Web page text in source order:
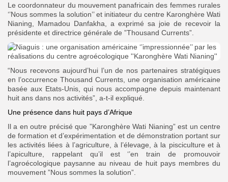
Le coordonnateur du mouvement panafricain des femmes rurales
‘’Nous sommes la solution’’ et initiateur du centre Karonghère Wati
Nianing, Mamadou Danfakha, a exprimé sa joie de recevoir la
présidente et directrice générale de ”Thousand Currents”.
“Nous recevons aujourd’hui l’un de nos partenaires stratégiques
en l’occurrence Thousand Currents, une organisation américaine
basée aux Etats-Unis, qui nous accompagne depuis maintenant
huit ans dans nos activités”, a-t-il expliqué.
Une présence dans huit pays d’Afrique
Il a en outre précisé que ”Karonghère Wati Nianing” est un centre
de formation et d’expérimentation et de démonstration portant sur
les activités liées à l’agriculture, à l’élevage, à la pisciculture et à
l’apiculture, rappelant qu’il est ‘’en train de promouvoir
l’agroécologique paysanne au niveau de huit pays membres du
mouvement ”Nous sommes la solution”.